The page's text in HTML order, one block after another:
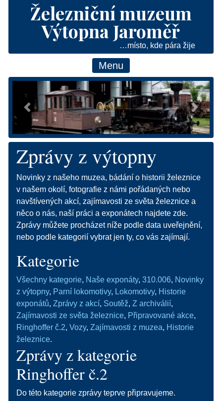
Železniční muzeum
Výtopna Jaroměř
…místo, kde pára žije
Menu
Předchozí
Zprávy z výtopny
Novinky z našeho muzea, bádání o historii železnice
v našem okolí, fotografie z námi pořádaných nebo
navštívených akcí, zajímavosti ze světa železnice a
něco o nás, naší práci a exponátech najdete zde.
Zprávy můžete procházet níže podle data uveřejnění,
nebo podle kategorií vybrat jen ty, co vás zajímají.
Kategorie
Všechny kategorie, Naše exponáty,310.006, Novinky
z výtopny, Parní lokomotivy, Lokomotivy, Historie
exponátů,Zprávy z akcí, Soutěž,Z archiválií,
Zajímavosti ze světa železnice, Připravované akce,
Ringhoffer č.2,Vozy,Zajímavosti z muzea, Historie
železnice.
Zprávy z kategorie
Ringhoffer č.2
Do této kategorie zprávy teprve připravujeme.